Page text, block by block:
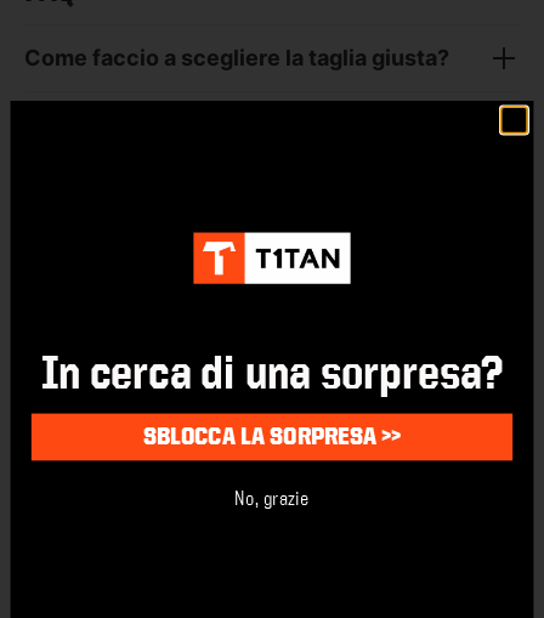
Come faccio a scegliere la taglia giusta?
la devo rimuovere?
Per quale condizione atmosferica sono più
adatti questi guanti da portiere?
Come posso lavare e prendermi cura
In cerca di una sorpresa?
SBLOCCA LA SORPRESA >>
No, grazie